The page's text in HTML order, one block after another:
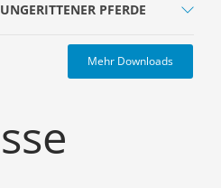
PFERDE
Mehr Downloads